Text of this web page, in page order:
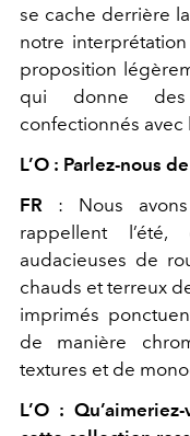
se cache derrière
notre
proposition
qui donne des
confectionnés avec
L’O : Parlez-nous
FR : Nous
rappellent
audacieuses de
chauds et terreux
imprimés
de manière
textures et de
L’O :